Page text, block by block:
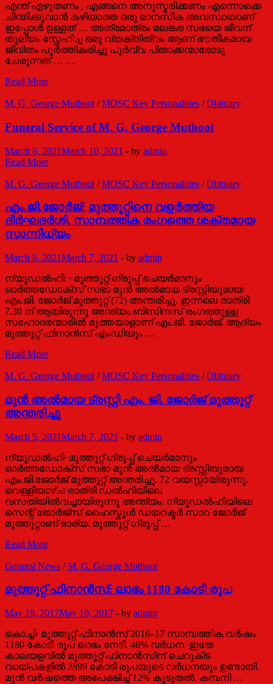
എന്ത് എഴുതണം , എങ്ങനെ അനുസ്മരിക്കണം എന്നൊക്കെ
ചിന്തിക്കുവാൻ കഴിയാത്ത ഒരു മാനസിക അവസ്ഥയാണ്
ഇപ്പോൾ ഉള്ളത് … അത്രമാത്രം മലങ്കര സഭയെ ജീവന്
തുല്യം സ്നേഹിച്ച ഒരു വ്യക്തിത്വം ആണ് ഭൗതീകമായ
ജീവിതം പൂർത്തികരിച്ചു പൂർവ്വ പിതാക്കന്മാരോടു
ചേരുന്നത് … …
മനുഷ്യസ്നേഹിയായ
/
മാത്യൂസ്
മാർ
തിമോത്തിയോസ്
Read More
M. G. George Muthoot /MOSC Key Personalities /Obituary
Funeral Service of M. G. George Muthoot
March 6, 2021March 10, 2021 - by admin
Funeral
of
G.
George
Muthoot
Read More
M. G. George Muthoot /MOSC Key Personalities /Obituary
എം.ജി.ജോർജ്: മുത്തൂറ്റിനെ വളർത്തിയ
ദീർഘദർശി, സാമ്പത്തിക രംഗത്തെ ശക്തമായ
സാന്നിധ്യം
March 6, 2021March 7, 2021 - by admin
ന്യൂഡൽഹി: ∙ മുത്തൂറ്റ് ഗ്രൂപ്പ് ചെയർമാനും
ഓർത്തഡോക്സ് സഭാ മുൻ അൽമായ ട്രസ്റ്റിയുമായ
എം.ജി. ജോർജ് മുത്തൂറ്റ് (72) അന്തരിച്ചു. ഇന്നലെ രാത്രി
7.30 ന് ആയിരുന്നു അന്ത്യം.ബിസിനസ് രംഗത്തുള്ള
സഹോദരന്മാരിൽ മൂത്തയാളാണ് എം.ജി. ജോർജ്. ആദ്യം
മുത്തൂറ്റ് ഫിനാൻസ് എംഡിയും …
എം.ജി.ജോർജ്:
വളർത്തിയ
സാമ്പത്തിക
രംഗത്തെ
ശക്തമായ
Read More
M. G. George Muthoot /MOSC Key Personalities /Obituary
മുൻ അൽമായ ട്രസ്റ്റി എം. ജി. ജോർജ് മുത്തൂറ്റ്
അന്തരിച്ചു
March 5, 2021March 7, 2021 - by admin
ന്യൂഡൽഹി∙ മുത്തൂറ്റ് ഗ്രൂപ്പ് ചെയർമാനും
ഓർത്തഡോക്സ് സഭാ മുൻ അൽമായ ട്രസ്റ്റിയുമായ
എം.ജി.ജോർജ് മുത്തൂറ്റ് അന്തരിച്ചു. 72 വയസ്സായിരുന്നു.
വെള്ളിയാഴ്ച രാത്രി ഡൽഹിയിലെ
വസതിയിൽവച്ചായിരുന്നു അന്ത്യം. ന്യൂഡൽഹിയിലെ
സെന്റ് ജോർജ്സ് ഹൈസ്കൂൾ ഡയറക്ടർ സാറ ജോർജ്
മുത്തൂറ്റാണ് ഭാര്യ. മുത്തൂറ്റ് ഗ്രൂപ്പ് …
മുൻ
ട്രസ്റ്റി
ജി.
ജോർജ്
മുത്തൂറ്റ്
അന്തരിച്ചു
Read More
General News /M. G. George Muthoot
മുത്തൂറ്റ് ഫിനാൻസ്: ലാഭം 1180 കോടി രൂപ
May 19, 2017May 19, 2017 - by admin
കൊച്ചി∙ മുത്തൂറ്റ് ഫിനാൻസ് 2016–17 സാമ്പത്തിക വർഷം
1180 കോടി രൂപ ലാഭം നേടി. 46% വർധന. ഇതേ
കാലയളവിൽ മുത്തൂറ്റ് ഫിനാൻസിന് ചെറുകിട
വായ്പകളിൽ 2899 കോടി രൂപയുടെ വർധനയും ഉണ്ടായി.
മുൻ വർഷത്തെ അപേക്ഷിച്ച് 12% കൂടുതൽ. കമ്പനി …